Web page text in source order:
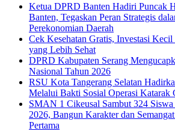
Ketua DPRD Banten Hadiri Puncak
Banten, Tegaskan Peran Strategis
Perekonomian Daerah
Cek Kesehatan Gratis, Investasi
yang Lebih Sehat
DPRD Kabupaten Serang
Nasional Tahun 2026
RSU Kota Tangerang Selatan
Melalui Bakti Sosial Operasi Katarak
SMAN 1 Cikeusal Sambut 324
2026, Bangun Karakter dan
Pertama